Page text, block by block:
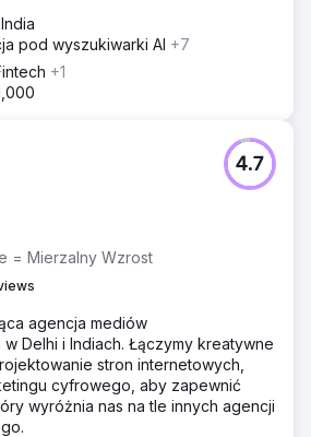
pod wyszukiwarki AI +7
+1
= Mierzalny Wzrost
4.7
agencja mediów
Delhi i Indiach. Łączymy kreatywne
stron internetowych,
cyfrowego, aby zapewnić
wyróżnia nas na tle innych agencji